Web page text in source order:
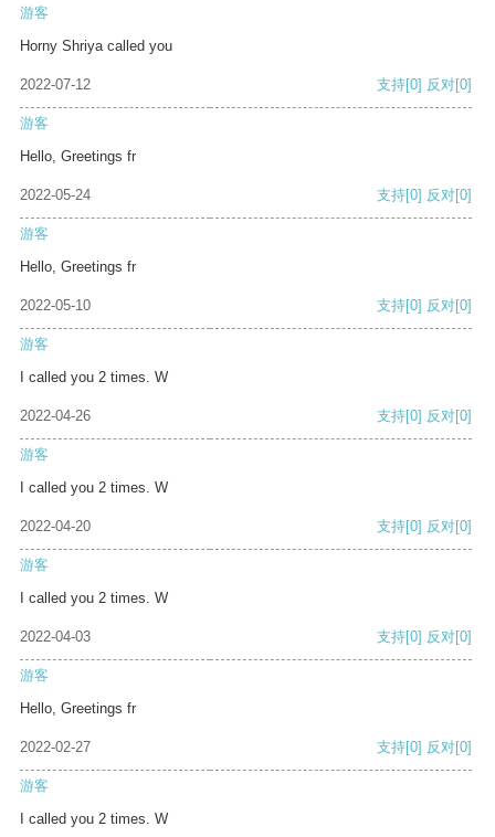
游客
Horny Shriya called you
2022-07-12 支持[0] 反对[0]
游客
Hello, Greetings fr
2022-05-24 支持[0] 反对[0]
游客
Hello, Greetings fr
2022-05-10 支持[0] 反对[0]
游客
I called you 2 times. W
2022-04-26 支持[0] 反对[0]
游客
I called you 2 times. W
2022-04-20 支持[0] 反对[0]
游客
I called you 2 times. W
2022-04-03 支持[0] 反对[0]
游客
Hello, Greetings fr
2022-02-27 支持[0] 反对[0]
游客
I called you 2 times. W